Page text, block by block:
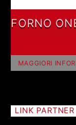
FORNO
MAGGIORI
LINK PARTNER